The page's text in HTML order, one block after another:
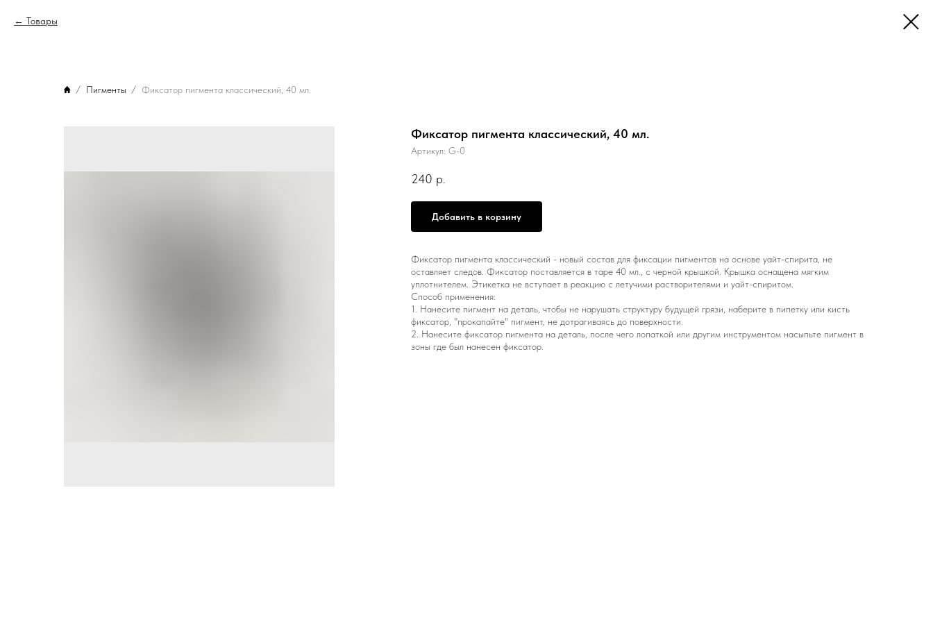
Товары
Пигменты Фиксатор пигмента классический, 40 мл.
Фиксатор пигмента классический, 40 мл.
Артикул: G-0
240 р.
Добавить в корзину
Фиксатор пигмента классический - новый состав для фиксации пигментов на основе уайт-спирита, не
оставляет следов. Фиксатор поставляется в таре 40 мл., с черной крышкой. Крышка оснащена мягким
уплотнителем. Этикетка не вступает в реакцию с летучими растворителями и уайт-спиритом.
Способ применения:
1. Нанесите пигмент на деталь, чтобы не нарушать структуру будущей грязи, наберите в пипетку или кисть
фиксатор, "прокапайте" пигмент, не дотрагиваясь до поверхности.
2. Нанесите фиксатор пигмента на деталь, после чего лопаткой или другим инструментом насыпьте пигмент в
зоны где был нанесен фиксатор.